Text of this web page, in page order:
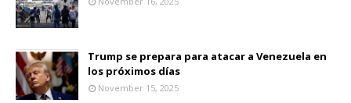
Trump se prepara para atacar a Venezuela en
los próximos días
November 15, 2025